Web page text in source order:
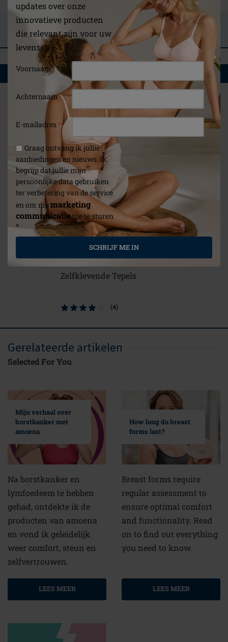
updates over onze
innovatieve producten
die relevant zijn voor uw
levensstijl
Voornaam
Achternaam
E-mailadres *
Graag ontvang ik jullie
aanbiedingen en nieuws. Ik
begrijp dat jullie mijn
persoonlijke data gebruiken
ter verbetering van de service
en om memarketing
communicatietoe te sturen
*
SCHRIJF ME IN
STEL EEN VRAAG
BEOORDELINGEN
WAT U OOK ZOU KUNNEN INTERESSEREN
Zelfklevende Tepels
(4)
Gerelateerde artikelen
Selected For You
Mijn verhaal over
borstkanker met
amoena
Na borstkanker en
lymfoedeem te hebben
gehad, ontdekte ik de
producten van amoena
en vond ik geleidelijk
weer comfort, steun en
zelfvertrouwen.
LEES MEER
How long do breast
forms last?
Breast forms require
regular assessment to
ensure optimal comfort
and functionality. Read
on to find out everything
you need to know.
LEES MEER